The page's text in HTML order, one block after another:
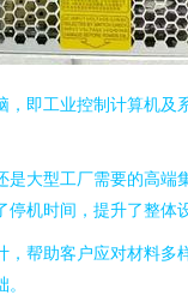
即工业控制计算机及
大型工厂需要的高
机时间，提升了整体
帮助客户应对材料多